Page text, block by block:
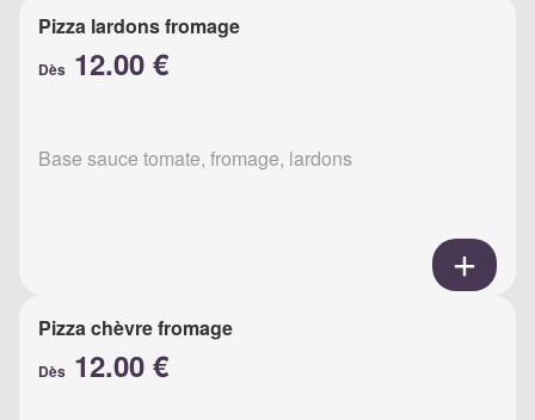
Pizza lardons fromage
Dès 12.00 €
Base sauce tomate, fromage, lardons
Pizza chèvre fromage
Dès 12.00 €